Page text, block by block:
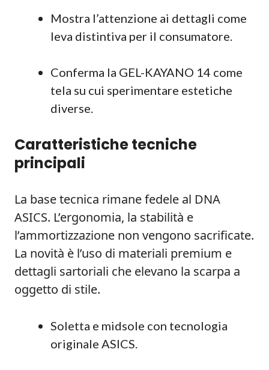
Mostra l’attenzione ai dettagli come
leva distintiva per il consumatore.
Conferma la GEL-KAYANO 14 come
tela su cui sperimentare estetiche
diverse.
Caratteristiche tecniche
principali
La base tecnica rimane fedele al DNA
ASICS. L’ergonomia, la stabilità e
l’ammortizzazione non vengono sacrificate.
La novità è l’uso di materiali premium e
dettagli sartoriali che elevano la scarpa a
oggetto di stile.
Soletta e midsole con tecnologia
originale ASICS.